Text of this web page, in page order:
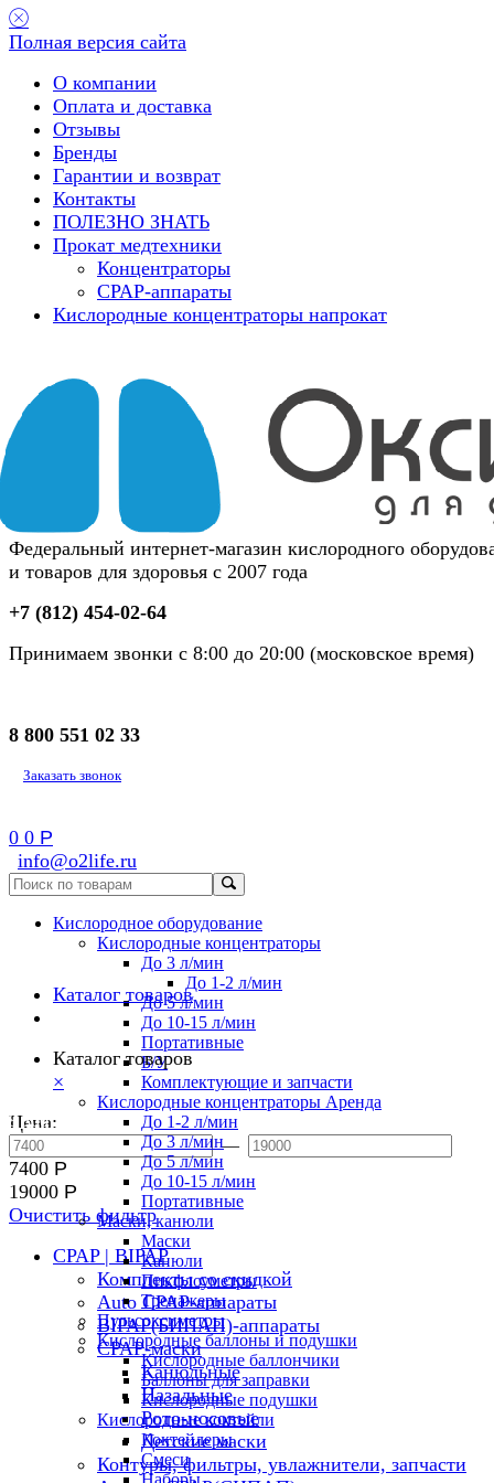
Полная версия сайта
О компании
Оплата и доставка
Отзывы
Бренды
Гарантии и возврат
Контакты
ПОЛЕЗНО ЗНАТЬ
Прокат медтехники
Концентраторы
CPAP-аппараты
Кислородные концентраторы напрокат
Федеральный интернет-магазин кислородного
и товаров для здоровья с 2007 года
+7 (812) 454-02-64
Принимаем звонки с 8:00 до 20:00 (московское время)
8 800 551 02 33
Заказать звонок
0 0 Р
info@o2life.ru
Кислородное оборудование
Кислородные концентраторы
До 3 л/мин
До 1-2 л/мин
До 5 л/мин
До 10-15 л/мин
Портативные
Б/У
Комплектующие и запчасти
Кислородные концентраторы Аренда
До 1-2 л/мин
До 3 л/мин
До 5 л/мин
До 10-15 л/мин
Портативные
Маски, канюли
Маски
Канюли
Пикфлоуметры
Тренажеры
Пульсоксиметры
Кислородные баллоны и подушки
Кислородные баллончики
Баллоны для заправки
Кислородные подушки
Кислородные коктейли
Коктейлеры
Смеси
Наборы
Каталог товаров
Каталог товаров
×
8 800 551 02 33
Цена:
—
7400 Р
19000 Р
Очистить фильтр
CPAP | BIPAP
Комплекты со скидкой
Auto CPAP-аппараты
BIPAP(БИПАП)-аппараты
CPAP-маски
Канюльные
Назальные
Рото-носовые
Детские маски
Контуры, фильтры, увлажнители, запчасти